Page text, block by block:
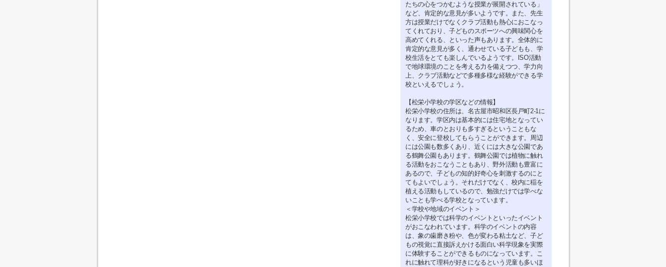
たちの心をつかむような授業が展開されている」
など、肯定的な意見が多いようです。また、先生
方は授業だけでなくクラブ活動も熱心におこなっ
てくれており、子どものスポーツへの興味関心を
高めてくれる、といった声もあります。全体的に
肯定的な意見が多く、通わせている子どもも、学
校生活をとても楽しんでいるようです。ISO活動
で地球環境のことを考える力を備えつつ、学力向
上、クラブ活動などで多種多様な経験ができる学
校といえるでしょう。
【松栄小学校の学区などの情報】
松栄小学校の住所は、名古屋市昭和区長戸町2-1に
なります。学区内は基本的には住宅地となってい
るため、車のとおりも多すぎるということもな
く、安全に登校してもらうことができます。周辺
には公園も数多くあり、近くには大きな公園であ
る鶴舞公園もあります。鶴舞公園では植物に触れ
る活動をおこなうこともあり、野外活動も豊富に
あるので、子どもの知的好奇心を刺激するのにと
てもよいでしょう。それだけでなく、校内に稲を
植える活動もしているので、勉強だけでは学べな
いことも学べる学校となっています。
＜学校や地域のイベント＞
松栄小学校では科学のイベントといったイベント
がおこなわれています。科学のイベントの内容
は、象の歯磨き粉や、色が変わる粘土など、子ど
もの視覚に直接訴えかける面白い科学現象を実際
に体験することができるものになっています。こ
れに触れて理科が好きになるという児童も多いほ